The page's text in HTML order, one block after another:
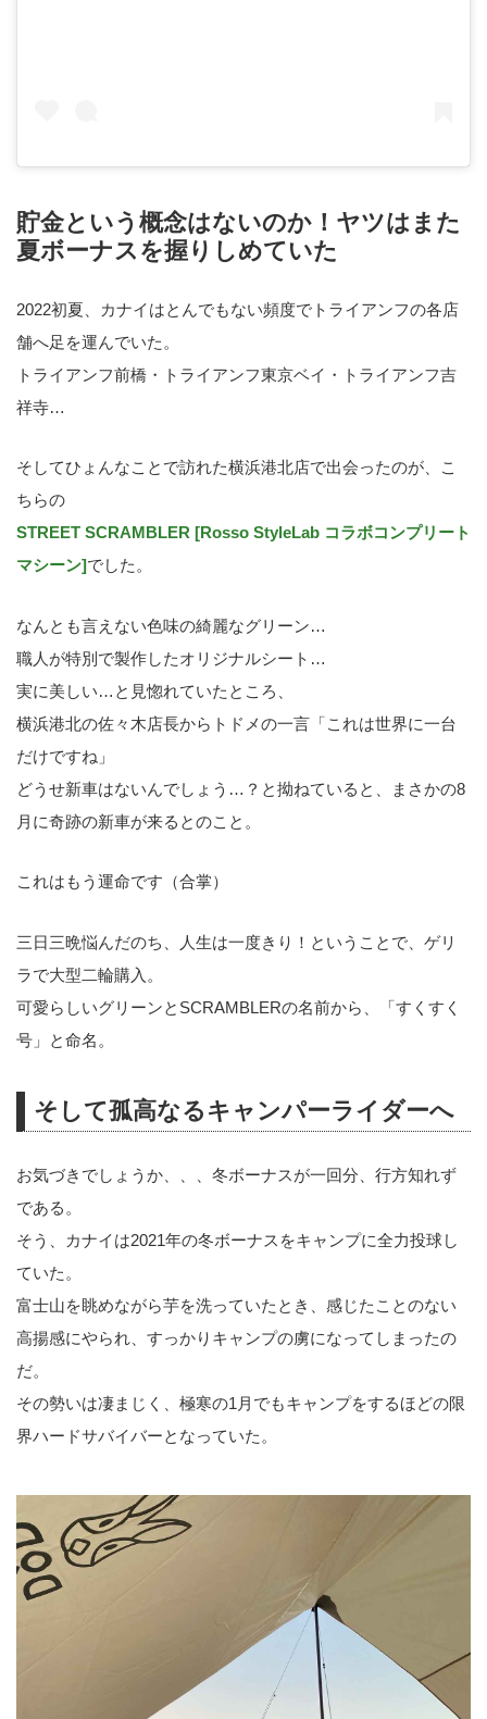
貯金という概念はないのか！ヤツはまた
夏ボーナスを握りしめていた
2022初夏、カナイはとんでもない頻度でトライアンフの各店
舗へ足を運んでいた。
トライアンフ前橋・トライアンフ東京ベイ・トライアンフ吉
祥寺…
そしてひょんなことで訪れた横浜港北店で出会ったのが、こ
ちらの
STREET SCRAMBLER [Rosso StyleLab コラボコンプリート
マシーン]でした。
なんとも言えない色味の綺麗なグリーン…
職人が特別で製作したオリジナルシート…
実に美しい…と見惚れていたところ、
横浜港北の佐々木店長からトドメの一言「これは世界に一台
だけですね」
どうせ新車はないんでしょう…？と拗ねていると、まさかの8
月に奇跡の新車が来るとのこと。
これはもう運命です（合掌）
三日三晩悩んだのち、人生は一度きり！ということで、ゲリ
ラで大型二輪購入。
可愛らしいグリーンとSCRAMBLERの名前から、「すくすく
号」と命名。
そして孤高なるキャンパーライダーへ
お気づきでしょうか、、、冬ボーナスが一回分、行方知れず
である。
そう、カナイは2021年の冬ボーナスをキャンプに全力投球し
ていた。
富士山を眺めながら芋を洗っていたとき、感じたことのない
高揚感にやられ、すっかりキャンプの虜になってしまったの
だ。
その勢いは凄まじく、極寒の1月でもキャンプをするほどの限
界ハードサバイバーとなっていた。